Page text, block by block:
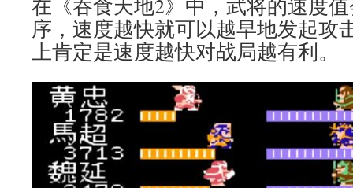
在《吞食天地2》中，武将的速度
序，速度越快就可以越早地发起攻
上肯定是速度越快对战局越有利。